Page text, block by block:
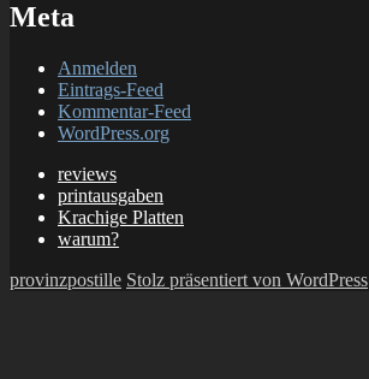
Meta
Anmelden
Eintrags-Feed
Kommentar-Feed
WordPress.org
reviews
printausgaben
Krachige Platten
warum?
provinzpostille Stolz präsentiert von WordPress